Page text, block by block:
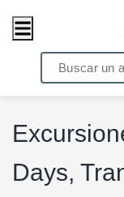
/ Servicios /
Days,